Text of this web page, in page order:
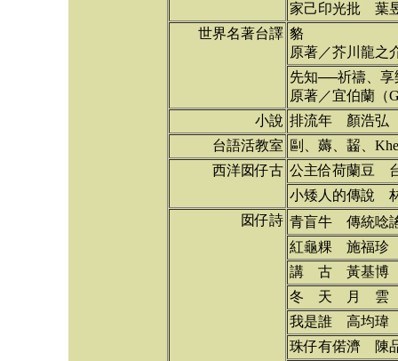
家己印光批 葉
世界名著台譯 貉
原著／芥川龍
先知──祈禱、享
原著／宜伯蘭
小說 排流年 顏浩弘
台語活教室 剾、薅、齧、
西洋囡仔古 公主佮荷蘭豆
小矮人的傳說
囡仔詩 青盲牛 傳統唸
紅龜粿 施福珍
講 古 黃基博
冬 天 月 雲
我是誰 高均瑋
珠仔有偌濟 陳